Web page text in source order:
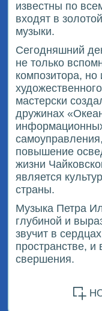
известны по
входят в
музыки.
Сегодняшний
не только
композитора, но
мастерски
дружинах
повышение
жизни
является
страны.
Музыка Петра
глубиной и
звучит в
пространстве,
свершения.